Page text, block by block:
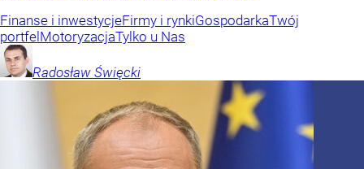
Finanse i inwestycjeFirmy i rynkiGospodarkaTwój
portfelMotoryzacjaTylko u Nas
Radosław Święcki